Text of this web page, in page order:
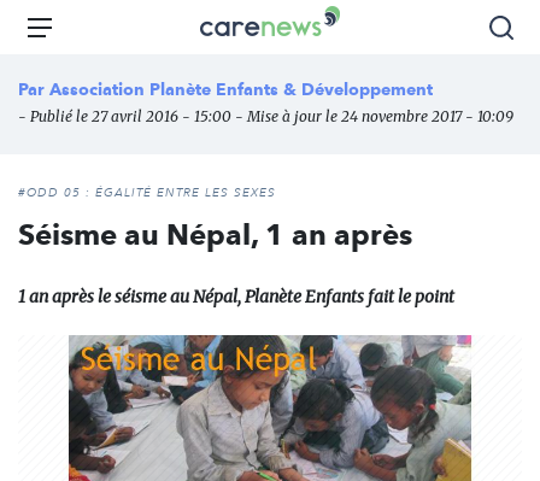
Aller
principal
Carenews,
média
des
l'engagement
Menu
Par Association Planète Enfants & Développement
- Publié le 27 avril 2016 - 15:00 - Mise à jour le 24 novembre 2017 - 10:09
#ODD 05 : ÉGALITÉ ENTRE LES SEXES
Séisme au Népal, 1 an après
1 an après le séisme au Népal, Planète Enfants fait le point